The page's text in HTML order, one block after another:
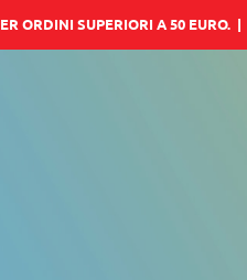
ORDINI SUPERIORI A 50 EURO. |